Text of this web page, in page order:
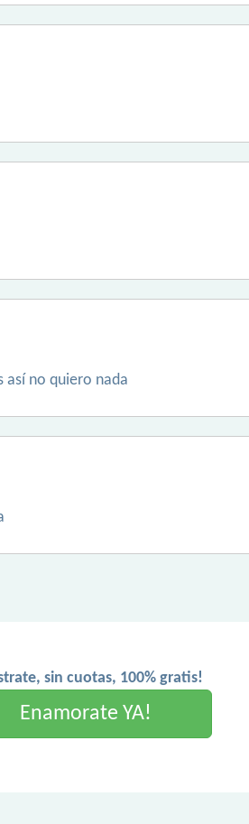
así no quiero nada
sin cuotas, 100% gratis!
Enamorate YA!